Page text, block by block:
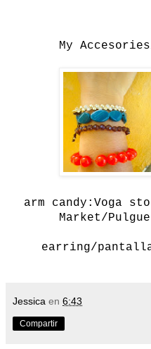
My
arm candy:Voga
Market/
earring/
Jessica en 6:43
Compartir